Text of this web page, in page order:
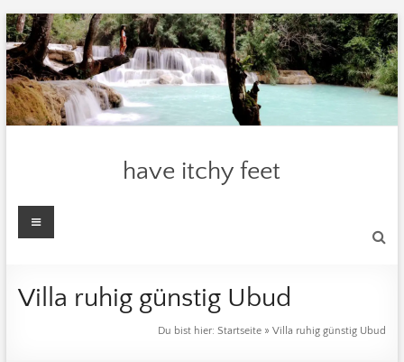
Zum
Inhalt
springen
have itchy feet
Menü
Villa ruhig günstig Ubud
Du bist hier:Startseite »Villa ruhig günstig Ubud